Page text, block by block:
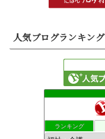
人気ブログランキング
ランキング